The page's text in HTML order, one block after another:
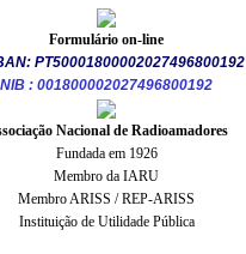
Formulário on-line
PT50001800002027496800192
NIB : 001800002027496800192
Nacional de Radioamadores
Fundada em 1926
Membro da IARU
Membro ARISS / REP-ARISS
Instituição de Utilidade Pública